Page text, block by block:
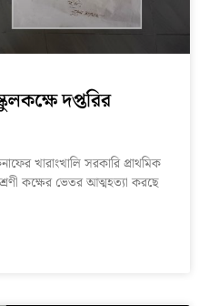
দপ্তরির
খারাংখালি সরকারি প্রাথ‌মিক
কক্ষের ভেতর আত্মহত্যা করছে